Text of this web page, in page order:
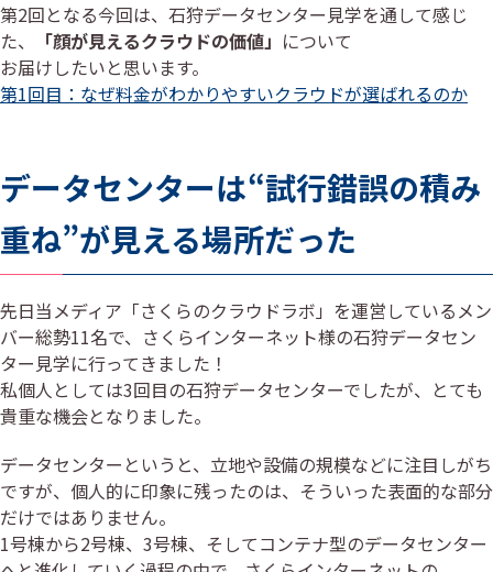
第2回となる今回は、石狩データセンター見学を通して感じ
た、
「顔が見えるクラウドの価値」 について
お届けしたいと思います。
第1回目：なぜ料金がわかりやすいクラウドが選ばれるのか
データセンターは“試行錯誤の積み
重ね”が見える場所だった
先日当メディア「さくらのクラウドラボ」を運営しているメン
バー総勢11名で、さくらインターネット様の石狩データセン
ター見学に行ってきました！
私個人としては3回目の石狩データセンターでしたが、とても
貴重な機会となりました。
データセンターというと、立地や設備の規模などに注目しがち
ですが、個人的に印象に残ったのは、そういった表面的な部分
だけではありません。
1号棟から2号棟、3号棟、そしてコンテナ型のデータセンター